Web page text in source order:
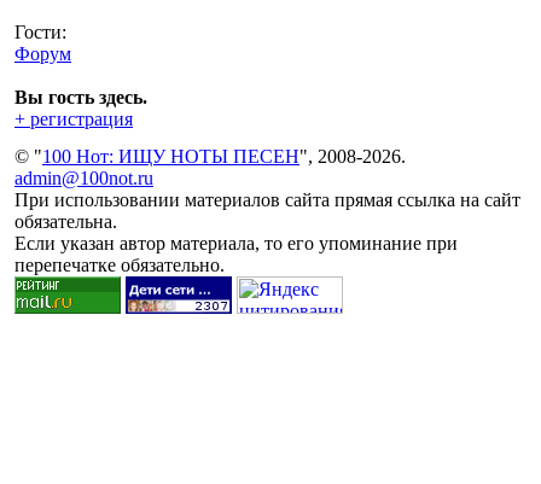
Гости:
Форум
Вы гость здесь.
+ регистрация
© "100 Нот: ИЩУ НОТЫ ПЕСЕН", 2008-2026.
admin@100not.ru
При использовании материалов сайта прямая ссылка на сайт
обязательна.
Если указан автор материала, то его упоминание при
перепечатке обязательно.